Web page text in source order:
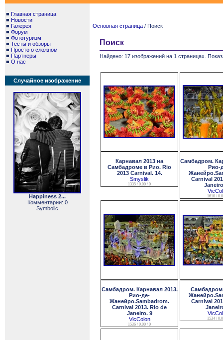
■ Главная страница
■ Новости
■ Галерея
■ Форум
■ Фототуризм
■ Тесты и обзоры
■ Просто о сложном
■ Партнеры
■ О нас
Случайное изображение
Happiness 2...
Комментарии: 0
Symbolic
Основная страница / Поиск
Поиск
Найдено: 17 изображений на 1 страницах.
Карнавал 2013 на
Самбадроме в Рио. Rio
2013 Carnival. 14.
Smyslik
1335 / 0.00 / 0
Самбадром.
Рио-
Carnival
1610 /
Самбадром. Карнавал 2013.
Рио-де-
Жанейро.Sambadrom.
Carnival 2013. Rio de
Janeiro. 9
VicColon
1536 / 0.00 / 0
Carnival
1534 /